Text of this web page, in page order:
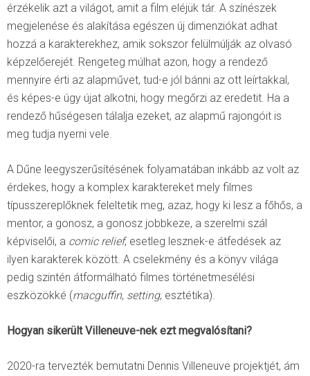
érzékelik azt a világot, amit a film eléjük tár. A színészek
megjelenése és alakítása egészen új dimenziókat adhat
hozzá a karakterekhez, amik sokszor felülmúlják az olvasó
képzelőerejét. Rengeteg múlhat azon, hogy a rendező
mennyire érti az alapművet, tud-e jól bánni az ott leírtakkal,
és képes-e úgy újat alkotni, hogy megőrzi az eredetit. Ha a
rendező hűségesen tálalja ezeket, az alapmű rajongóit is
meg tudja nyerni vele.
A Dűne leegyszerűsítésének folyamatában inkább az volt az
érdekes, hogy a komplex karaktereket mely filmes
típusszereplőknek feleltetik meg, azaz, hogy ki lesz a főhős, a
mentor, a gonosz, a gonosz jobbkeze, a szerelmi szál
képviselői, a comic relief, esetleg lesznek-e átfedések az
ilyen karakterek között. A cselekmény és a könyv világa
pedig szintén átformálható filmes történetmesélési
eszközökké (macguffin, setting, esztétika).
Hogyan sikerültVilleneuve-nek ezt megvalósítani?
2020-ra tervezték bemutatni Dennis Villeneuve projektjét, ám